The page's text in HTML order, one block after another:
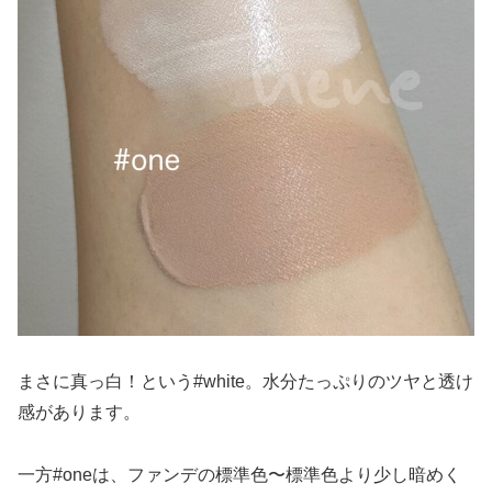
まさに真っ白！という#white。水分たっぷりのツヤと透け
感があります。
一方#oneは、ファンデの標準色〜標準色より少し暗めく